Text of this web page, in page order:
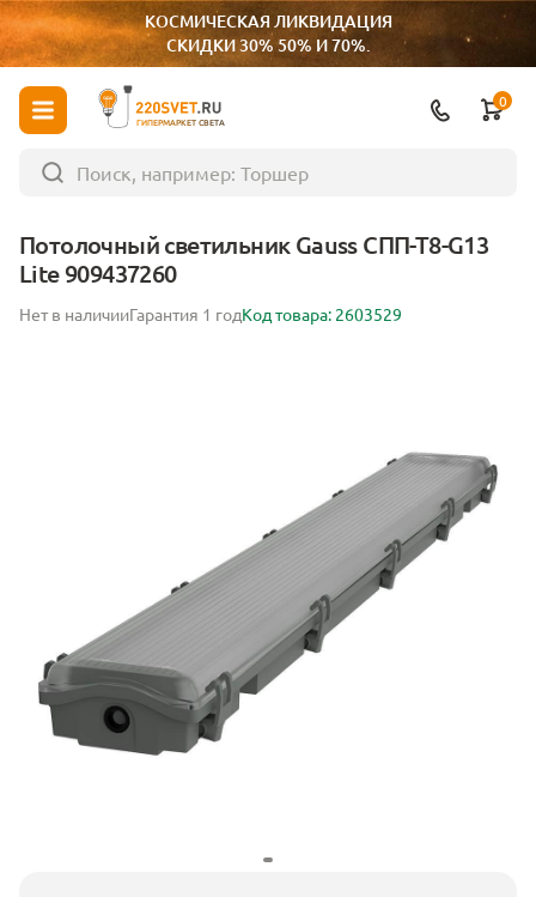
КОСМИЧЕСКАЯ ЛИКВИДАЦИЯ
СКИДКИ 30% 50% И 70%.
ГИПЕРМАРКЕТ СВЕТА
0
Потолочный светильник Gauss СПП-Т8-G13
Lite 909437260
Нет в наличииГарантия 1 годКод товара: 2603529